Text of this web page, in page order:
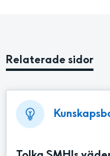
Relaterade sidor